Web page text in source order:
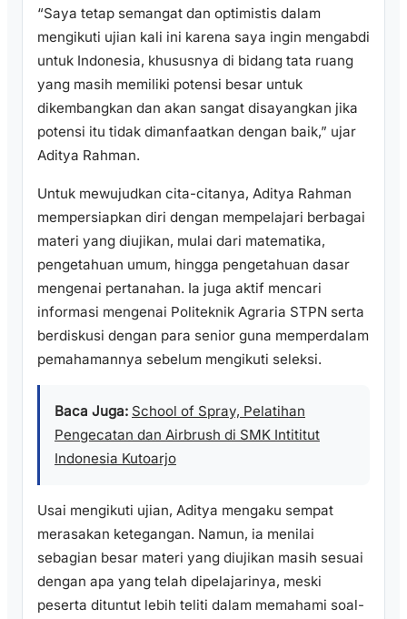
“Saya tetap semangat dan optimistis dalam
mengikuti ujian kali ini karena saya ingin mengabdi
untuk Indonesia, khususnya di bidang tata ruang
yang masih memiliki potensi besar untuk
dikembangkan dan akan sangat disayangkan jika
potensi itu tidak dimanfaatkan dengan baik,” ujar
Aditya Rahman.
Untuk mewujudkan cita-citanya, Aditya Rahman
mempersiapkan diri dengan mempelajari berbagai
materi yang diujikan, mulai dari matematika,
pengetahuan umum, hingga pengetahuan dasar
mengenai pertanahan. Ia juga aktif mencari
informasi mengenai Politeknik Agraria STPN serta
berdiskusi dengan para senior guna memperdalam
pemahamannya sebelum mengikuti seleksi.
Baca Juga: School of Spray, Pelatihan
Pengecatan dan Airbrush di SMK Intititut
Indonesia Kutoarjo
Usai mengikuti ujian, Aditya mengaku sempat
merasakan ketegangan. Namun, ia menilai
sebagian besar materi yang diujikan masih sesuai
dengan apa yang telah dipelajarinya, meski
peserta dituntut lebih teliti dalam memahami soal-